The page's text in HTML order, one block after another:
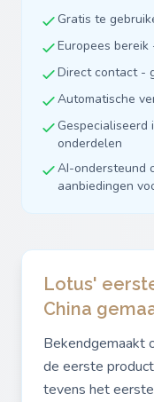
Gratis te
Europees bereik
Direct contact -
Automatische
Gespecialiseerd
onderdelen
AI-ondersteund
aanbiedingen
Lotus'
China
Bekendgemaakt
de eerste
tevens het